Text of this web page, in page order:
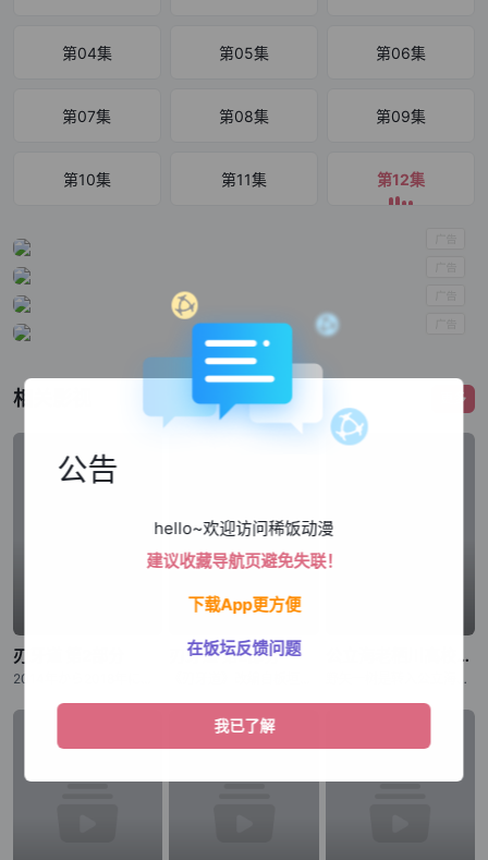
第04集 第05集 第06集
第07集 第08集 第09集
第10集 第11集 第12集
相关影视 更多
刃牙道 第2部分 刃牙道 第2部分 公立海老栖川高校天闷部
野矢一树是转入公立海老栖川高校的新生，对天文感兴趣的他本想申请加入天文部，但却错入部室，成为了原本仅由女生组成的天闷部的一员。在这里，一树遇到了个性鲜明的女生部员们，有常常搞出问题来的户田山响子、天闷
公告
hello~欢迎访问稀饭动漫
建议收藏导航页避免失联！
下载App更方便
在饭坛反馈问题